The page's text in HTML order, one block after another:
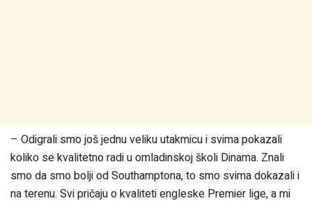
– Odigrali smo još jednu veliku utakmicu i svima pokazali
koliko se kvalitetno radi u omladinskoj školi Dinama. Znali
smo da smo bolji od Southamptona, to smo svima dokazali i
na terenu. Svi pričaju o kvaliteti engleske Premier lige, a mi